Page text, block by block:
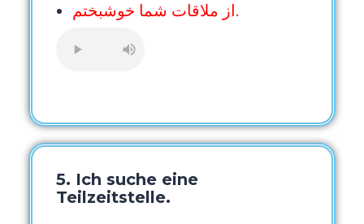
از ملاقات شما خوشبختم.
5. Ich suche eine
Teilzeitstelle.